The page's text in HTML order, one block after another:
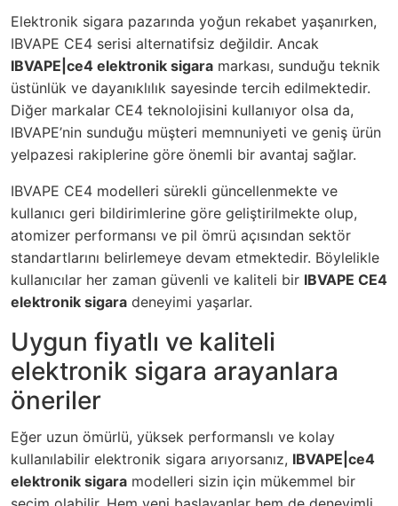
Elektronik sigara pazarında yoğun rekabet yaşanırken,
IBVAPE CE4 serisi alternatifsiz değildir. Ancak
IBVAPE|ce4 elektronik sigara markası, sunduğu teknik
üstünlük ve dayanıklılık sayesinde tercih edilmektedir.
Diğer markalar CE4 teknolojisini kullanıyor olsa da,
IBVAPE’nin sunduğu müşteri memnuniyeti ve geniş ürün
yelpazesi rakiplerine göre önemli bir avantaj sağlar.
IBVAPE CE4 modelleri sürekli güncellenmekte ve
kullanıcı geri bildirimlerine göre geliştirilmekte olup,
atomizer performansı ve pil ömrü açısından sektör
standartlarını belirlemeye devam etmektedir. Böylelikle
kullanıcılar her zaman güvenli ve kaliteli bir IBVAPE CE4
elektronik sigara deneyimi yaşarlar.
Uygun fiyatlı ve kaliteli
elektronik sigara arayanlara
öneriler
Eğer uzun ömürlü, yüksek performanslı ve kolay
kullanılabilir elektronik sigara arıyorsanız, IBVAPE|ce4
elektronik sigara modelleri sizin için mükemmel bir